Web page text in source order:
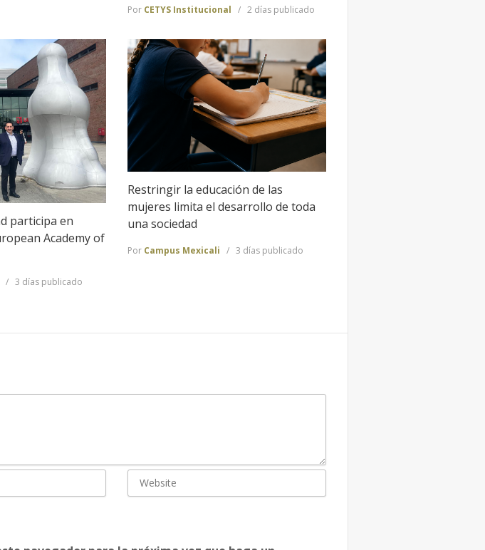
Por CETYS Institucional 2 días publicado
participa en
Academy of
3 días publicado
Restringir la educación de las
mujeres limita el desarrollo de toda
una sociedad
Por Campus Mexicali 3 días publicado